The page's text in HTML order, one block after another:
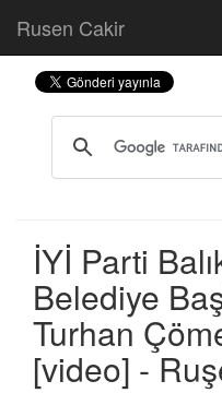
Rusen Cakir
İYİ Parti
Belediye
Turhan
[video] -